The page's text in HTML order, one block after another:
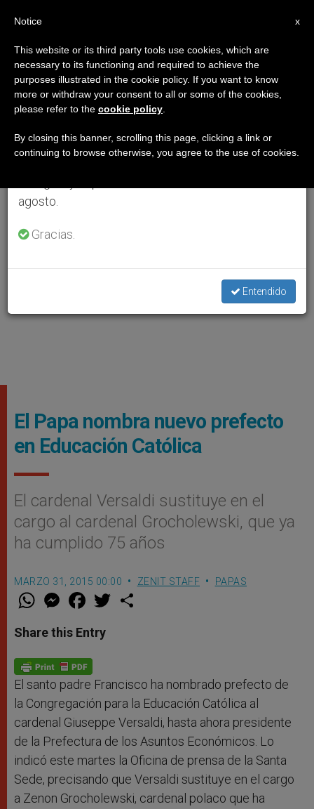
El Papa nombra nuevo prefecto
en Educación Católica
El cardenal Versaldi sustituye en el
cargo al cardenal Grocholewski, que ya
ha cumplido 75 años
MARZO 31, 2015 00:00 ZENIT STAFF PAPAS
W
t
s
p
p
M
e
s
e
g
e
r
F
a
e
b
o
k
w
Share this Entry
El santo padre Francisco ha nombrado prefecto de
la Congregación para la Educación Católica al
cardenal Giuseppe Versaldi, hasta ahora presidente
de la Prefectura de los Asuntos Económicos. Lo
indicó este martes la Oficina de prensa de la Santa
Sede, precisando que Versaldi sustituye en el cargo
a Zenon Grocholewski, cardenal polaco que ha
×
Aviso importante
Del 27 de julio al 7 de agosto haremos la pausa
anual, aprovechando que en el periodo de verano
se generan menos informaciones y también el
agosto.
Gracias.
Entendido
x
Notice
This website or its third party tools use cookies, which are
necessary to its functioning and required to achieve the
purposes illustrated in the cookie policy. If you want to know
more or withdraw your consent to all or some of the cookies,
please refer to the cookie policy
By closing this banner, scrolling this page, clicking a link or
continuing to browse otherwise, you agree to the use of cookies.